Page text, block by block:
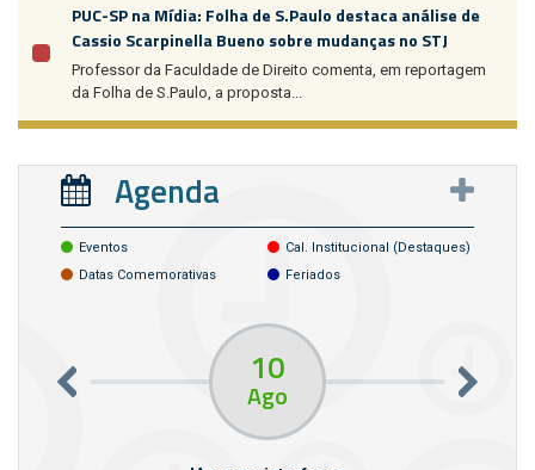
PUC-SP na Mídia: Folha de S.Paulo destaca análise de
Cassio Scarpinella Bueno sobre mudanças no STJ
Professor da Faculdade de Direito comenta, em reportagem
da Folha de S.Paulo, a proposta...
Agenda
Eventos
Cal. Institucional (destaques)
Datas Comemorativas
Feriados
10
Ago